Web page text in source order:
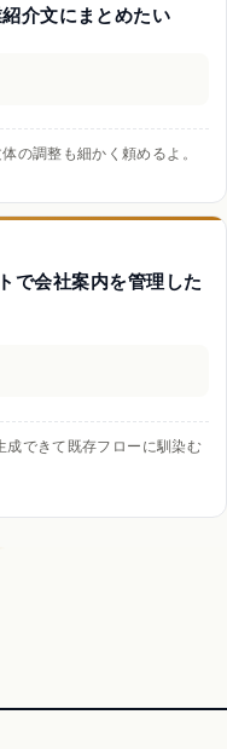
介文にまとめたい
の調整も細かく頼めるよ。
会社案内を管理した
できて既存フローに馴染む